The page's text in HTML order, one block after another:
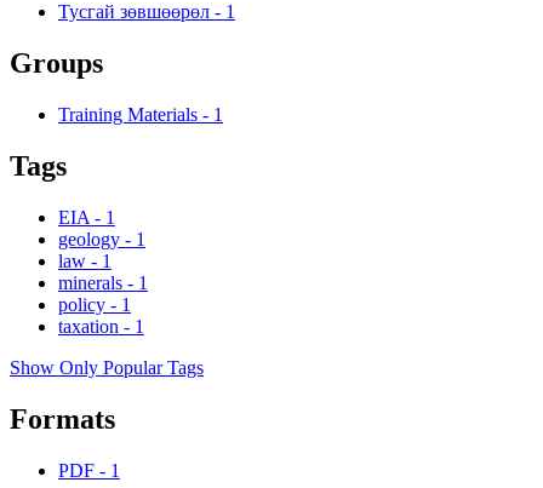
Тусгай зөвшөөрөл - 1
Groups
Training Materials - 1
Tags
EIA - 1
geology - 1
law - 1
minerals - 1
policy - 1
taxation - 1
Show Only Popular Tags
Formats
PDF - 1